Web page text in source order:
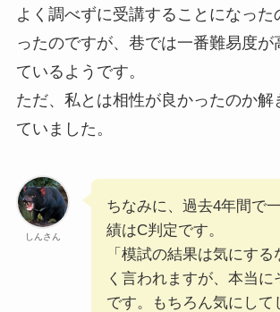
よく調べずに受講することになった
ったのですが、巷では⼀番難易度が
ているようです。
ただ、私とは相性が良かったのか解
ていました。
しんさん
ちなみに、過去4年間で
績はC判定です。
「模試の結果は気にする
く⾔われますが、本当に
です。もちろん気にして